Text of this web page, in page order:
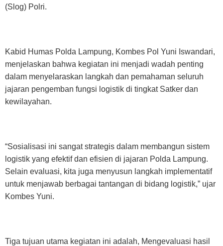
(Slog) Polri.
Kabid Humas Polda Lampung, Kombes Pol Yuni Iswandari,
menjelaskan bahwa kegiatan ini menjadi wadah penting
dalam menyelaraskan langkah dan pemahaman seluruh
jajaran pengemban fungsi logistik di tingkat Satker dan
kewilayahan.
“Sosialisasi ini sangat strategis dalam membangun sistem
logistik yang efektif dan efisien di jajaran Polda Lampung.
Selain evaluasi, kita juga menyusun langkah implementatif
untuk menjawab berbagai tantangan di bidang logistik,” ujar
Kombes Yuni.
Tiga tujuan utama kegiatan ini adalah, Mengevaluasi hasil